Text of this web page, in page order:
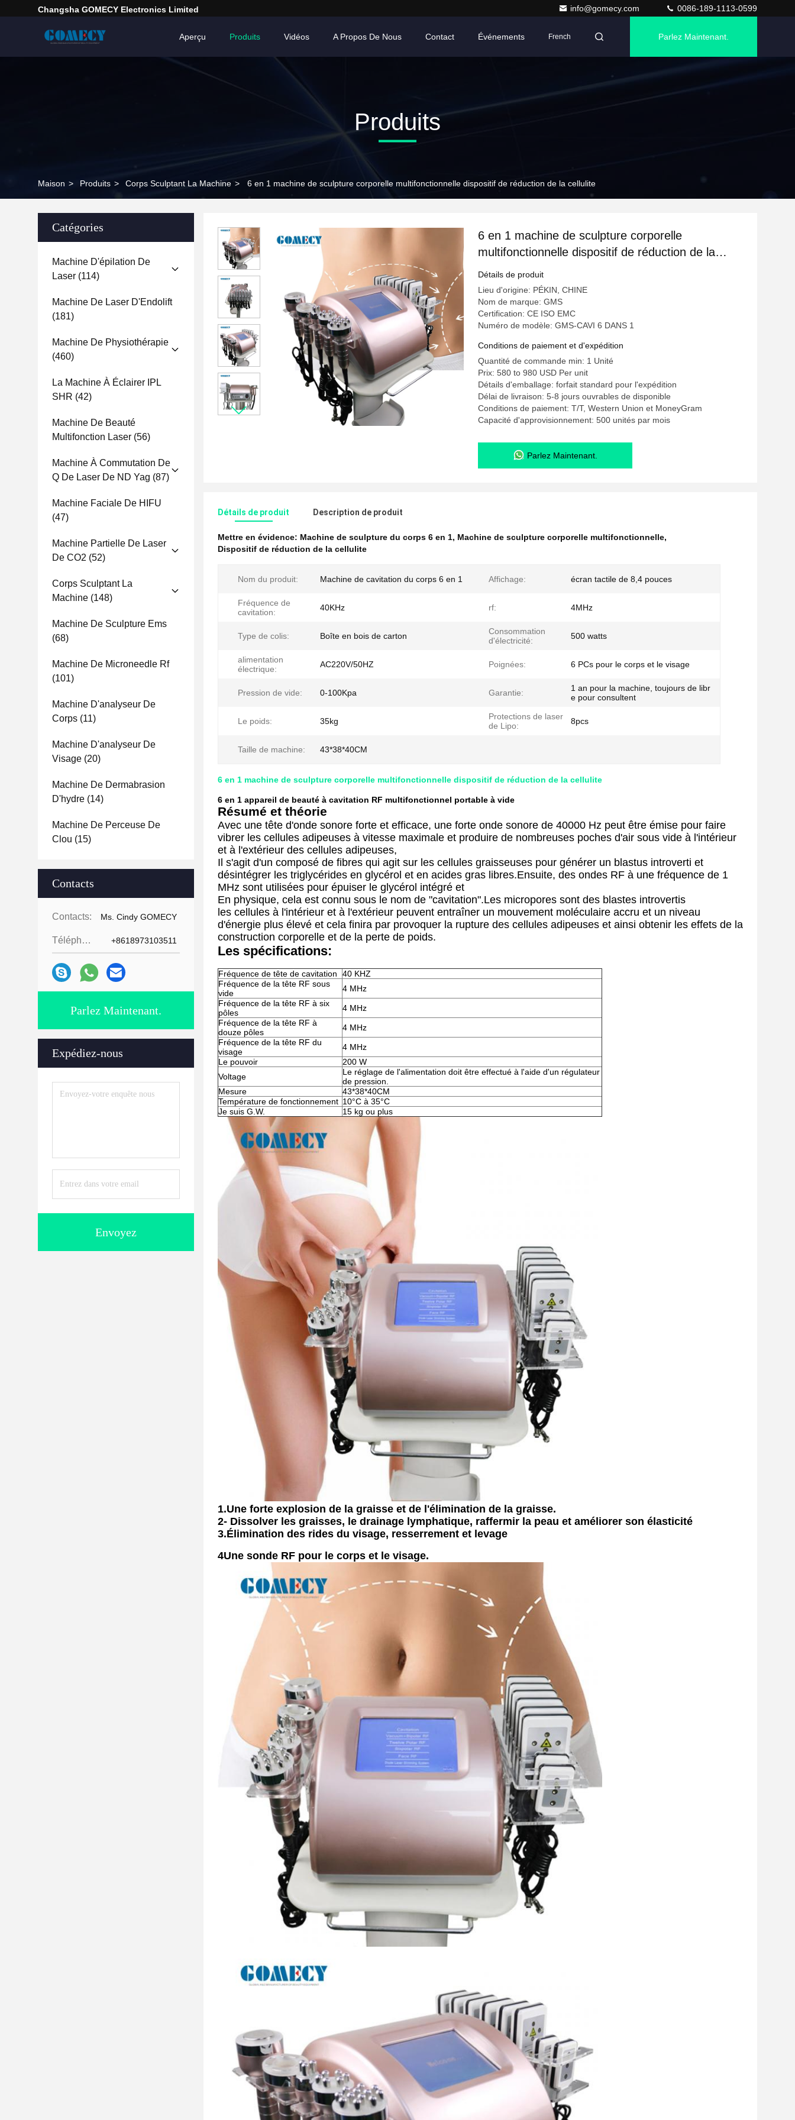
Changsha GOMECY Electronics Limited info@gomecy.com 0086-189-1113-0599
Aperçu Produits Vidéos A Propos De Nous Contact Événements French Parlez Maintenant.
Produits
Maison > Produits > Corps Sculptant La Machine > 6 en 1 machine de sculpture corporelle multifonctionnelle dispositif de réduction de la cellulite
Catégories
Machine D'épilation De
Laser (114)
Machine De Laser D'Endolift
(181)
Machine De Physiothérapie
(460)
La Machine À Éclairer IPL
SHR (42)
Machine De Beauté
Multifonction Laser (56)
Machine À Commutation De
Q De Laser De ND Yag (87)
Machine Faciale De HIFU
(47)
Machine Partielle De Laser
De CO2 (52)
Corps Sculptant La
Machine (148)
Machine De Sculpture Ems
(68)
Machine De Microneedle Rf
(101)
Machine D'analyseur De
Corps (11)
Machine D'analyseur De
Visage (20)
Machine De Dermabrasion
D'hydre (14)
Machine De Perceuse De
Clou (15)
Contacts
Contacts: Ms. Cindy GOMECY
Téléphone: +8618973103511
Parlez Maintenant.
Expédiez-nous
Envoyez
6 en 1 machine de sculpture corporelle
multifonctionnelle dispositif de réduction de la
cellulite
Détails de produit
Lieu d'origine: PÉKIN, CHINE
Nom de marque: GMS
Certification: CE ISO EMC
Numéro de modèle: GMS-CAVI 6 DANS 1
Conditions de paiement et d'expédition
Quantité de commande min: 1 Unité
Prix: 580 to 980 USD Per unit
Détails d'emballage: forfait standard pour l'expédition
Délai de livraison: 5-8 jours ouvrables de disponible
Conditions de paiement: T/T, Western Union et MoneyGram
Capacité d'approvisionnement: 500 unités par mois
Parlez Maintenant.
Détails de produit Description de produit
Mettre en évidence: Machine de sculpture du corps 6 en 1, Machine de sculpture corporelle multifonctionnelle,
Dispositif de réduction de la cellulite
Nom du produit: Machine de cavitation du corps 6 en 1 Affichage: écran tactile de 8,4 pouces
Fréquence de
cavitation:
40KHz rf: 4MHz
Type de colis: Boîte en bois de carton
Consommation
d'électricité:
500 watts
alimentation
électrique:
AC220V/50HZ Poignées: 6 PCs pour le corps et le visage
Pression de vide: 0-100Kpa Garantie:
1 an pour la machine, toujours de libr
e pour consultent
Le poids: 35kg
Protections de laser
de Lipo:
8pcs
Taille de machine: 43*38*40CM
6 en 1 machine de sculpture corporelle multifonctionnelle dispositif de réduction de la cellulite
6 en 1 appareil de beauté à cavitation RF multifonctionnel portable à vide
Résumé et théorie
Avec une tête d'onde sonore forte et efficace, une forte onde sonore de 40000 Hz peut être émise pour faire
vibrer les cellules adipeuses à vitesse maximale et produire de nombreuses poches d'air sous vide à l'intérieur
et à l'extérieur des cellules adipeuses,
Il s'agit d'un composé de fibres qui agit sur les cellules graisseuses pour générer un blastus introverti et
désintégrer les triglycérides en glycérol et en acides gras libres.Ensuite, des ondes RF à une fréquence de 1
MHz sont utilisées pour épuiser le glycérol intégré et
En physique, cela est connu sous le nom de "cavitation".Les micropores sont des blastes introvertis
les cellules à l'intérieur et à l'extérieur peuvent entraîner un mouvement moléculaire accru et un niveau
d'énergie plus élevé et cela finira par provoquer la rupture des cellules adipeuses et ainsi obtenir les effets de la
construction corporelle et de la perte de poids.
Les spécifications:
Fréquence de tête de cavitation
40 KHZ
Fréquence de la tête RF sous
vide
4 MHz
Fréquence de la tête RF à six
pôles
4 MHz
Fréquence de la tête RF à
douze pôles
4 MHz
Fréquence de la tête RF du
visage
4 MHz
Le pouvoir
200 W
Voltage
Le réglage de l'alimentation doit être effectué à l'aide d'un régulateur
de pression.
Mesure
43*38*40CM
Température de fonctionnement 10°C à 35°C
Je suis G.W.
15 kg ou plus
1.Une forte explosion de la graisse et de l'élimination de la graisse.
2- Dissolver les graisses, le drainage lymphatique, raffermir la peau et améliorer son élasticité
3.Élimination des rides du visage, resserrement et levage
4Une sonde RF pour le corps et le visage.